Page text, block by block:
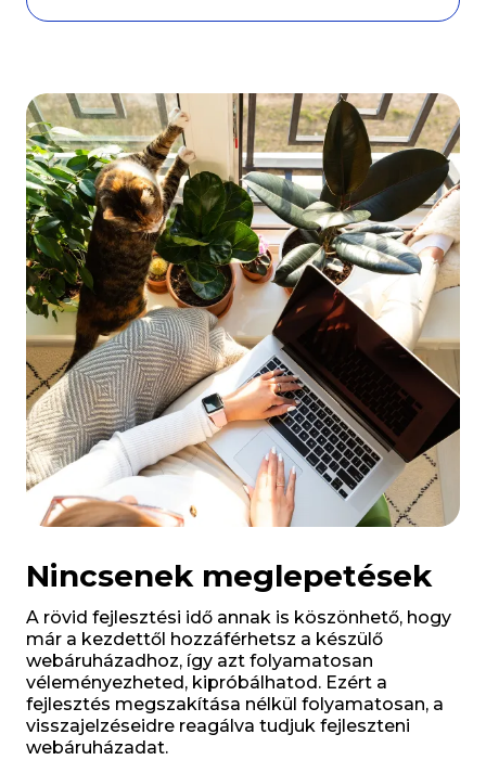
Nincsenek meglepetések
A rövid fejlesztési idő annak is köszönhető, hogy
már a kezdettől hozzáférhetsz a készülő
webáruházadhoz, így azt folyamatosan
véleményezheted, kipróbálhatod. Ezért a
fejlesztés megszakítása nélkül folyamatosan, a
visszajelzéseidre reagálva tudjuk fejleszteni
webáruházadat.